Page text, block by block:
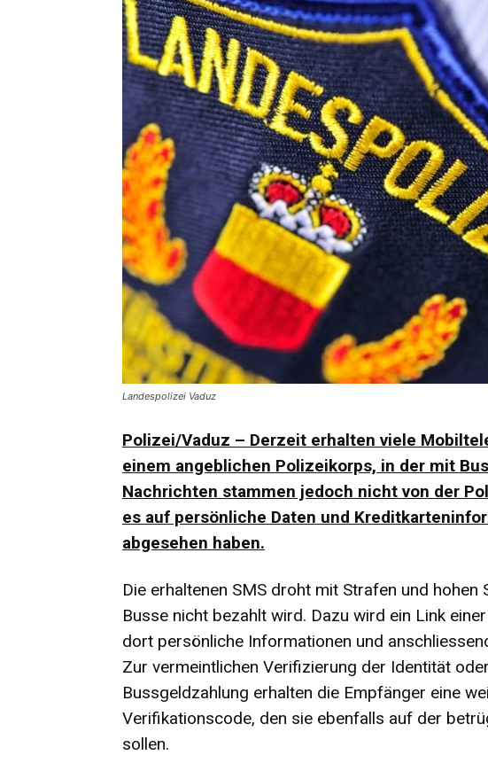
Landespolizei Vaduz
Polizei/Vaduz – Derzeit erhalten viele
einem angeblichen Polizeikorps, in der mit
Nachrichten stammen jedoch nicht von der
es auf persönliche Daten und
abgesehen haben.
Die erhaltenen SMS droht mit Strafen und hohen
Busse nicht bezahlt wird. Dazu wird ein Link
dort persönliche Informationen und
Zur vermeintlichen Verifizierung der Identität
Bussgeldzahlung erhalten die Empfänger eine
Verifikationscode, den sie ebenfalls auf der
sollen.